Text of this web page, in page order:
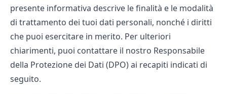
presente informativa descrive le finalità e le modalità
di trattamento dei tuoi dati personali, nonché i diritti
che puoi esercitare in merito. Per ulteriori
chiarimenti, puoi contattare il nostro Responsabile
della Protezione dei Dati (DPO) ai recapiti indicati di
seguito.